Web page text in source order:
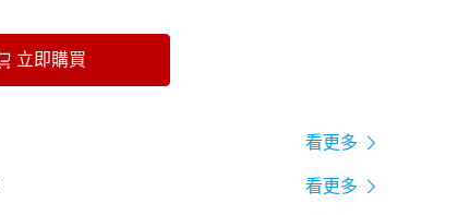
立即購買
看更多
看更多